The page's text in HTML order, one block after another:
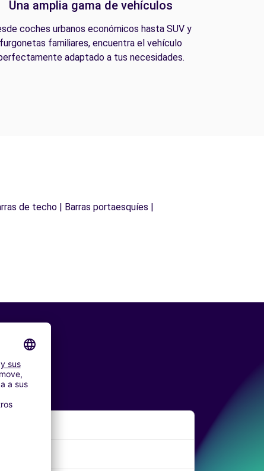
Una amplia gama de vehículos
coches urbanos económicos hasta SUV y
furgonetas familiares, encuentra el vehículo
adaptado a tus necesidades.
de techo | Barras portaesquíes |